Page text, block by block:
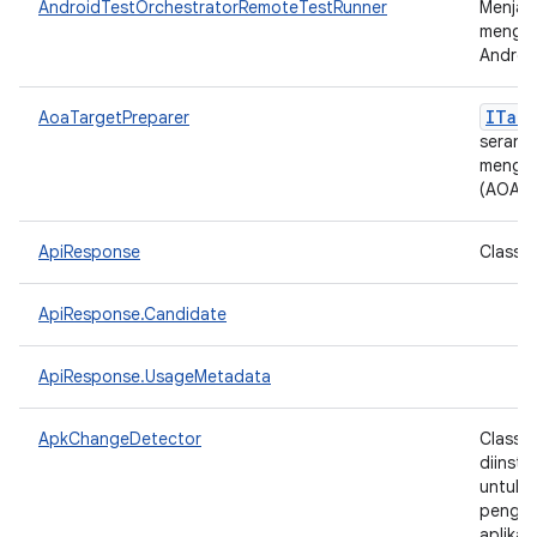
AndroidTestOrchestratorRemoteTestRunner
AoaTargetPreparer
ApiResponse Class
ApiResponse.Candidate
ApiResponse.UsageMetadata
ApkChangeDetector
Class
untuk